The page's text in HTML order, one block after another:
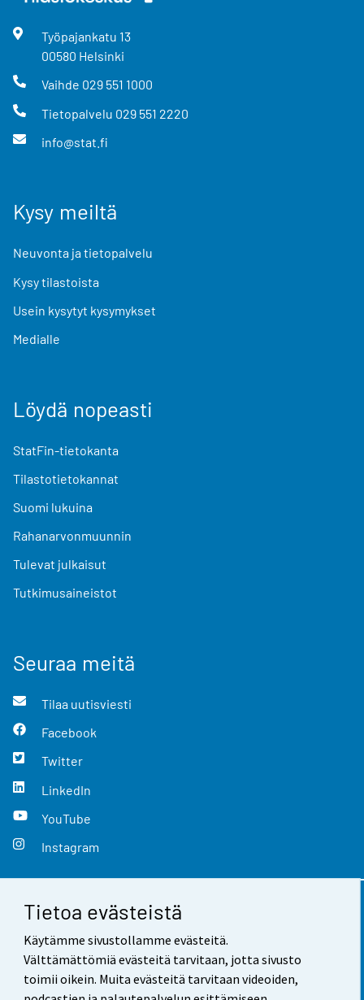
Tietoa evästeistä
Käytämme sivustollamme evästeitä.
Välttämättömiä evästeitä tarvitaan, jotta sivusto
toimii oikein. Muita evästeitä tarvitaan videoiden,
Työpajankatu 13
00580 Helsinki
Vaihde 029 551 1000
Tietopalvelu 029 551 2220
info@stat.fi
Kysy meiltä
Neuvonta ja tietopalvelu
Kysy tilastoista
Usein kysytyt kysymykset
Medialle
Löydä nopeasti
StatFin-tietokanta
Tilastotietokannat
Suomi lukuina
Rahanarvonmuunnin
Tulevat julkaisut
Tutkimusaineistot
Seuraa meitä
Tilaa uutisviesti
Facebook
Twitter
LinkedIn
YouTube
Instagram
Yhteystiedot
Palaute
Käyttöehdot